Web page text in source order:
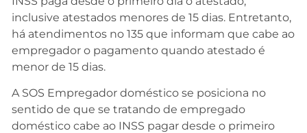
inclusive atestados menores de 15 dias. Entretanto,
há atendimentos no 135 que informam que cabe ao
empregador o pagamento quando atestado é
menor de 15 dias.
A SOS Empregador doméstico se posiciona no
sentido de que se tratando de empregado
doméstico cabe ao INSS pagar desde o primeiro